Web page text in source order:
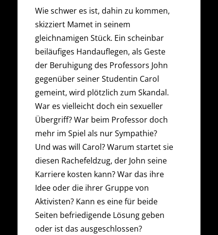
Wie schwer es ist, dahin zu kommen,
skizziert Mamet in seinem
gleichnamigen Stück. Ein scheinbar
beiläufiges Handauflegen, als Geste
der Beruhigung des Professors John
gegenüber seiner Studentin Carol
gemeint, wird plötzlich zum Skandal.
War es vielleicht doch ein sexueller
Übergriff? War beim Professor doch
mehr im Spiel als nur Sympathie?
Und was will Carol? Warum startet sie
diesen Rachefeldzug, der John seine
Karriere kosten kann? War das ihre
Idee oder die ihrer Gruppe von
Aktivisten? Kann es eine für beide
Seiten befriedigende Lösung geben
oder ist das ausgeschlossen?